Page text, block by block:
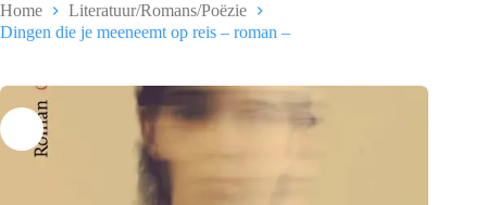
Home
Literatuur/Romans/Poëzie
Dingen die je meeneemt op reis – roman –